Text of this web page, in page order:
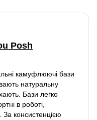
Posh
камуфлюючі бази
натуральну
Бази легко
в роботі,
консистенцією